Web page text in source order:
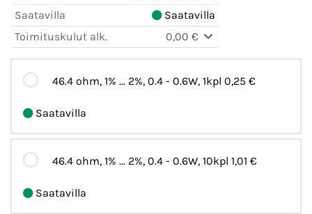
Saatavilla
Saatavilla
Toimituskulut alk.
0,00 €
46.4 ohm, 1% ... 2%, 0.4 - 0.6W, 1kpl 0,25 €
Saatavilla
46.4 ohm, 1% ... 2%, 0.4 - 0.6W, 10kpl 1,01 €
Saatavilla